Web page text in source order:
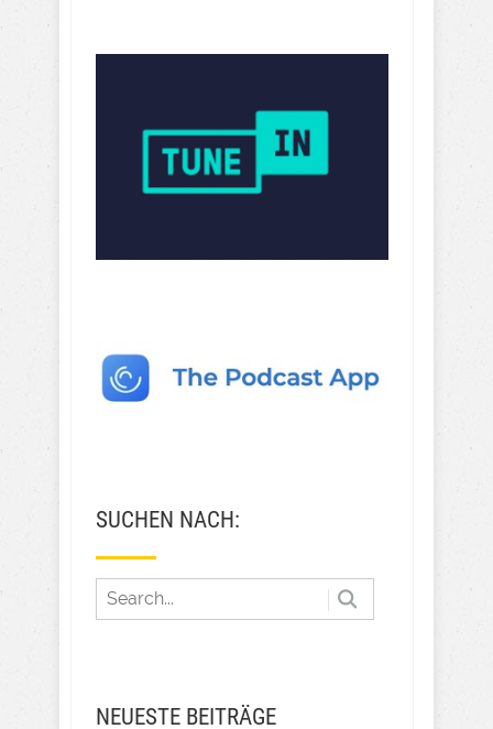
SUCHEN NACH:
NEUESTE BEITRÄGE